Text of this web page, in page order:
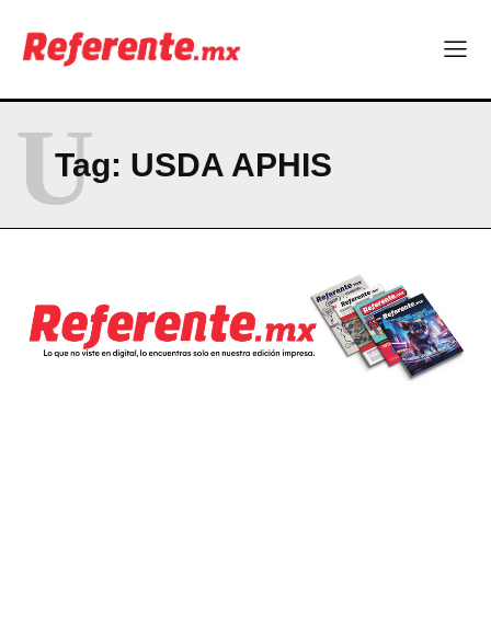
Becas internacionales abren nuevas oportunidades para
profesionistas chihuahuenses
Linux nació como un hobby y hoy mueve la tecnología global
Technology
Uno de cada cuatro trabajadores en Chihuahua no tiene estas
prestaciones
Becas internacionales abren nuevas oportunidades para
Tag: USDA APHIS
U